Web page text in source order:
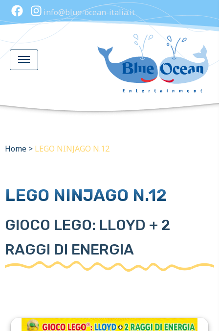
info@blue-ocean-italia.it
Home > LEGO NINJAGO N.12
LEGO NINJAGO N.12
GIOCO LEGO: LLOYD + 2
RAGGI DI ENERGIA